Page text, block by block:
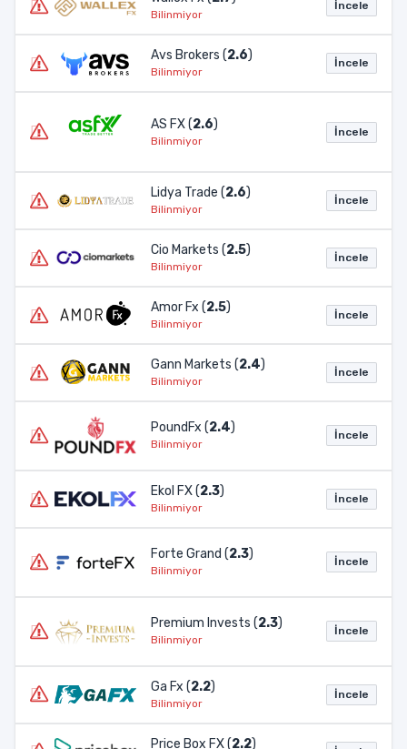
Bilinmiyor
İncele
Avs Brokers (2.6)
Bilinmiyor
İncele
AS FX (2.6)
Bilinmiyor
İncele
Lidya Trade (2.6)
Bilinmiyor
İncele
Cio Markets (2.5)
Bilinmiyor
İncele
Amor Fx (2.5)
Bilinmiyor
İncele
Gann Markets (2.4)
Bilinmiyor
İncele
PoundFx (2.4)
Bilinmiyor
İncele
Ekol FX (2.3)
Bilinmiyor
İncele
Forte Grand (2.3)
Bilinmiyor
İncele
Premium Invests (2.3)
Bilinmiyor
İncele
Ga Fx (2.2)
Bilinmiyor
İncele
Price Box FX (2.2)